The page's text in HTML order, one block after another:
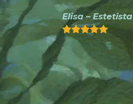
Elisa – Estetista